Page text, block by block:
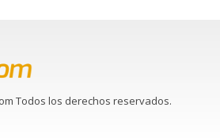
Todos los derechos reservados.